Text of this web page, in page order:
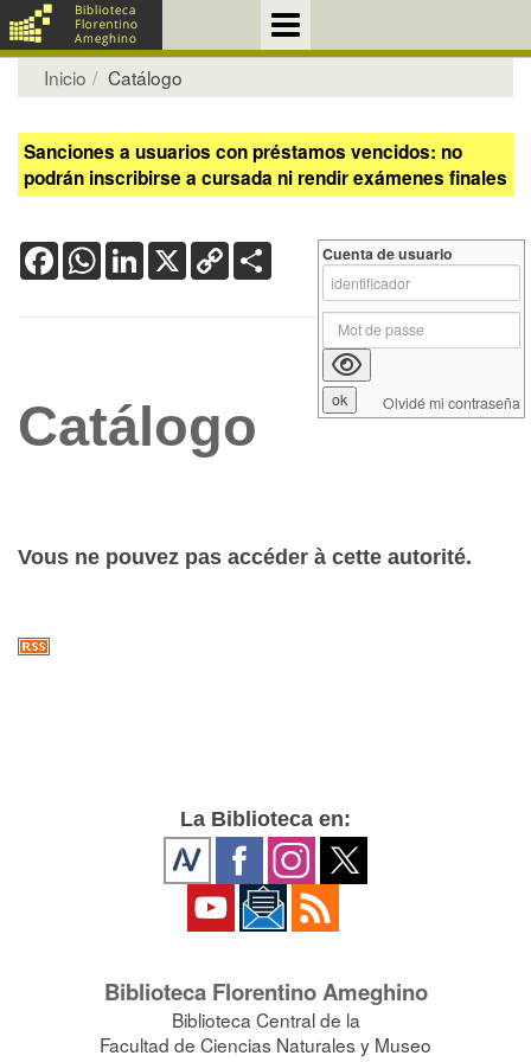
Inicio Catálogo
Sanciones a usuarios con préstamos vencidos: no
podrán inscribirse a cursada ni rendir exámenes finales
FacebookWhatsApp
LinkedIn
X Copy
Link
Catálogo
Vous ne pouvez pas accéder à cette autorité.
Cuenta de usuario
Olvidé mi contraseña
La Biblioteca en:
Biblioteca Florentino Ameghino
Biblioteca Central de la
Facultad de Ciencias Naturales y Museo